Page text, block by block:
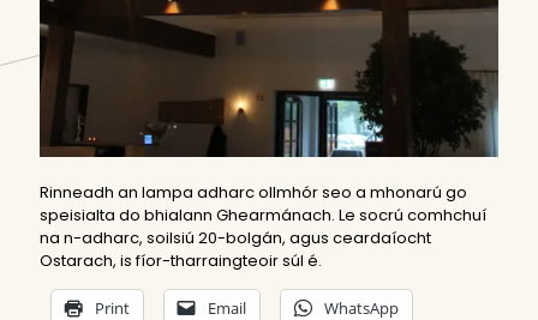
Rinneadh an lampa adharc ollmhór seo a mhonarú go
speisialta do bhialann Ghearmánach. Le socrú comhchuí
na n-adharc, soilsiú 20-bolgán, agus ceardaíocht
Ostarach, is fíor-tharraingteoir súl é.
Print Email WhatsApp